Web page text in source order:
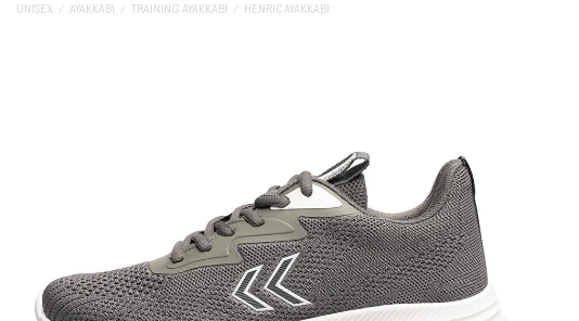
UNISEX AYAKKABI TRAINING AYAKKABI HENRIC AYAKKABI